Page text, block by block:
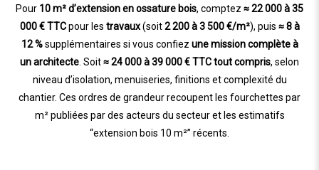
Pour 10 m² d’extension en ossature bois, comptez ≈ 22 000 à 35
000 € TTCpour les travaux(soit2 200 à 3 500 €/m²), puis ≈ 8 à
12 %supplémentaires si vous confiez une mission complète à
un architecte . Soit≈ 24 000 à 39 000 € TTC tout compris, selon
niveau d’isolation, menuiseries, finitions et complexité du
chantier. Ces ordres de grandeur recoupent les fourchettes par
m² publiées par des acteurs du secteur et les estimatifs
“extension bois 10 m²” récents.